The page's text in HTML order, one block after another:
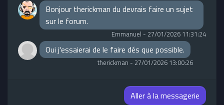
Bonjour therickman du devrais faire un sujet
sur le forum.
Emmanuel - 27/01/2026 11:31:24
Oui j'essaierai de le faire dés que possible.
therickman - 27/01/2026 13:00:26
Aller à la messagerie